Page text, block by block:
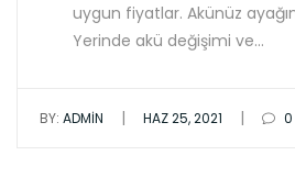
uygun fiyatlar. Akünüz
Yerinde akü değişimi ve…
BY: ADMIN | HAZ 25, 2021 | 0